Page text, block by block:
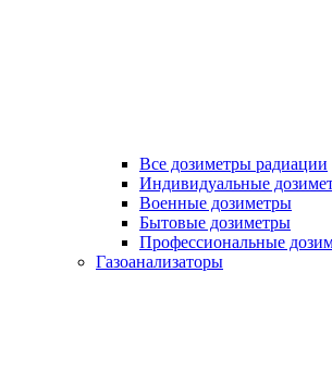
Все дозиметры радиации
Индивидуальные
Военные дозиметры
Бытовые дозиметры
Профессиональные
Газоанализаторы